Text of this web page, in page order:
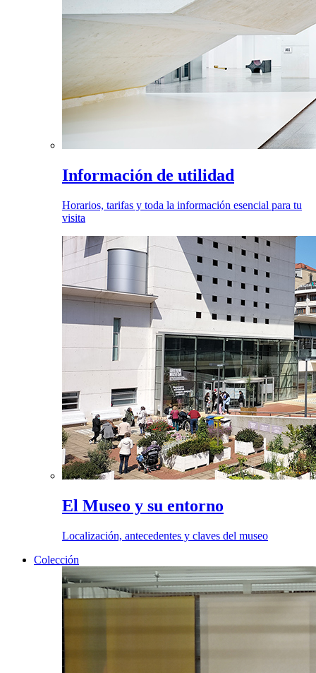
Información de utilidad
Horarios, tarifas y toda la información esencial para tu
visita
El Museo y su entorno
Localización, antecedentes y claves del museo
Colección